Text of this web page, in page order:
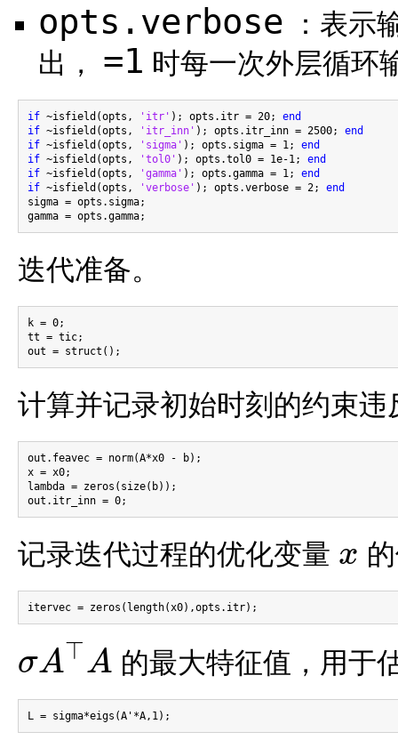
opts.verbose ：表示
出， =1 时每一次外层循环
if ~isfield(opts, 'itr' ); opts.itr = 20; end
if ~isfield(opts, 'itr_inn' ); opts.itr_inn = 2500; end
if ~isfield(opts, 'sigma' ); opts.sigma = 1; end
if ~isfield(opts, 'tol0' ); opts.tol0 = 1e-1; end
if ~isfield(opts, 'gamma' ); opts.gamma = 1; end
if ~isfield(opts, 'verbose' ); opts.verbose = 2; end
sigma = opts.sigma;
迭代准备。
k = 0;
tt = tic;
计算并记录初始时刻的约束违
out.feavec = norm(A*x0 - b);
x = x0;
lambda = zeros(size(b));
记录迭代过程的优化变量 x
x
σA⊤A
σA⊤A 的最大特征值，用于